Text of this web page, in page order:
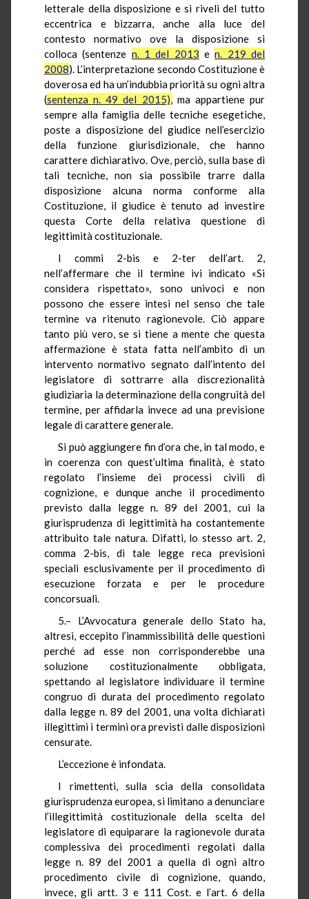
letterale della disposizione e si riveli del tutto
eccentrica e bizzarra, anche alla luce del
contesto normativo ove la disposizione si
colloca (sentenze n. 1 del 2013 en. 219 del
2008). L’interpretazione secondo Costituzione è
doverosa ed ha un’indubbia priorità su ogni altra
(sentenza n. 49 del 2015),ma appartiene pur
sempre alla famiglia delle tecniche esegetiche,
poste a disposizione del giudice nell’esercizio
della funzione giurisdizionale, che hanno
carattere dichiarativo. Ove, perciò, sulla base di
tali tecniche, non sia possibile trarre dalla
disposizione alcuna norma conforme alla
Costituzione, il giudice è tenuto ad investire
questa Corte della relativa questione di
legittimità costituzionale.
I commi 2-bis e 2-ter dell’art. 2,
nell’affermare che il termine ivi indicato «Si
considera rispettato», sono univoci e non
possono che essere intesi nel senso che tale
termine va ritenuto ragionevole. Ciò appare
tanto più vero, se si tiene a mente che questa
affermazione è stata fatta nell’ambito di un
intervento normativo segnato dall’intento del
legislatore di sottrarre alla discrezionalità
giudiziaria la determinazione della congruità del
termine, per affidarla invece ad una previsione
legale di carattere generale.
Si può aggiungere fin d’ora che, in tal modo, e
in coerenza con quest’ultima finalità, è stato
regolato l’insieme dei processi civili di
cognizione, e dunque anche il procedimento
previsto dalla legge n. 89 del 2001, cui la
giurisprudenza di legittimità ha costantemente
attribuito tale natura. Difatti, lo stesso art. 2,
comma 2-bis, di tale legge reca previsioni
speciali esclusivamente per il procedimento di
esecuzione forzata e per le procedure
concorsuali.
5.– L’Avvocatura generale dello Stato ha,
altresì, eccepito l’inammissibilità delle questioni
perché ad esse non corrisponderebbe una
soluzione costituzionalmente obbligata,
spettando al legislatore individuare il termine
congruo di durata del procedimento regolato
dalla legge n. 89 del 2001, una volta dichiarati
illegittimi i termini ora previsti dalle disposizioni
censurate.
L’eccezione è infondata.
I rimettenti, sulla scia della consolidata
giurisprudenza europea, si limitano a denunciare
l’illegittimità costituzionale della scelta del
legislatore di equiparare la ragionevole durata
complessiva dei procedimenti regolati dalla
legge n. 89 del 2001 a quella di ogni altro
procedimento civile di cognizione, quando,
invece, gli artt. 3 e 111 Cost. e l’art. 6 della